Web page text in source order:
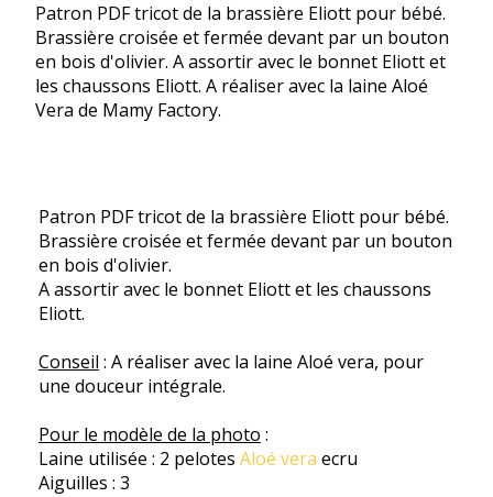
Patron PDF tricot de la brassière Eliott pour bébé.
Brassière croisée et fermée devant par un bouton
en bois d'olivier. A assortir avec le bonnet Eliott et
les chaussons Eliott. A réaliser avec la laine Aloé
Vera de Mamy Factory.
Patron PDF tricot de la brassière Eliott pour bébé.
Brassière croisée et fermée devant par un bouton
en bois d'olivier.
A assortir avec le bonnet Eliott et les chaussons
Eliott.
Conseil : A réaliser avec la laine Aloé vera, pour
une douceur intégrale.
Pour le modèle de la photo :
Laine utilisée : 2 pelotes Aloé vera ecru
Aiguilles : 3